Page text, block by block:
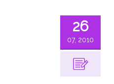
26
07, 2010